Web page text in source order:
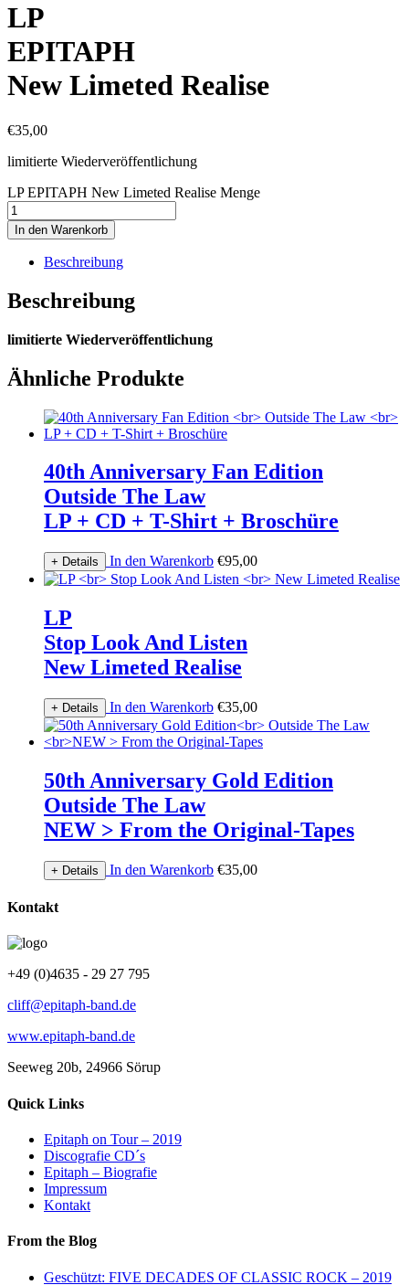
LP
EPITAPH
New Limeted Realise
€35,00
limitierte Wiederveröffentlichung
LP EPITAPH New Limeted Realise Menge
In den Warenkorb
Beschreibung
Beschreibung
limitierte Wiederveröffentlichung
Ähnliche Produkte
40th Anniversary Fan Edition
Outside The Law
LP + CD + T-Shirt + Broschüre
+ Details In den Warenkorb €95,00
LP
Stop Look And Listen
New Limeted Realise
+ Details In den Warenkorb €35,00
50th Anniversary Gold Edition
Outside The Law
NEW > From the Original-Tapes
+ Details In den Warenkorb €35,00
Kontakt
+49 (0)4635 - 29 27 795
cliff@epitaph-band.de
www.epitaph-band.de
Seeweg 20b, 24966 Sörup
Quick Links
Epitaph on Tour – 2019
Discografie CD´s
Epitaph – Biografie
Impressum
Kontakt
From the Blog
Geschützt: FIVE DECADES OF CLASSIC ROCK – 2019